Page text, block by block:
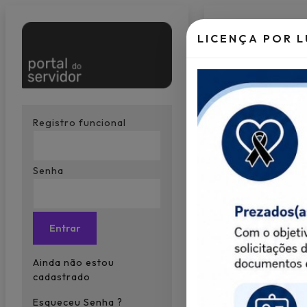
Registro funcional
Senha
Entrar
Ainda não estou
cadastrado
Esqueceu Senha ?
Previous
LICENÇA POR